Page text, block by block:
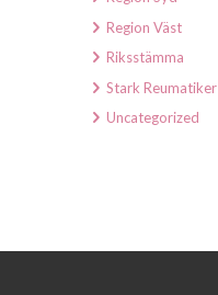
Region Väst
Riksstämma
Stark Reumatiker
Uncategorized